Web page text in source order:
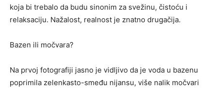
koja bi trebalo da budu sinonim za svežinu, čistoću i
relaksaciju. Nažalost, realnost je znatno drugačija.
Bazen ili močvara?
Na prvoj fotografiji jasno je vidljivo da je voda u bazenu
poprimila zelenkasto-smeđu nijansu, više nalik močvari